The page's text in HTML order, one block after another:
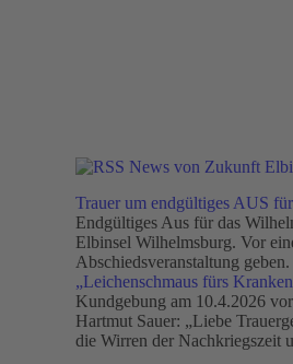
News von Zukunft
Trauer um endgültiges AUS
Endgültiges Aus für das
Elbinsel Wilhelmsburg. Vor
Abschiedsveranstaltung
„Leichenschmaus fürs
Kundgebung am 10.4.2026
Hartmut Sauer: „Liebe
die Wirren der Nachkriegszeit